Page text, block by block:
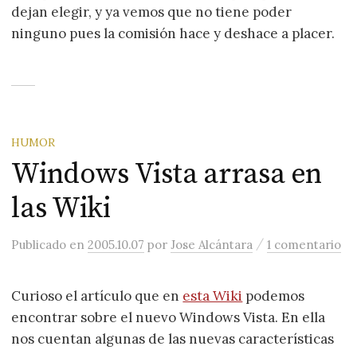
dejan elegir, y ya vemos que no tiene poder
ninguno pues la comisión hace y deshace a placer.
HUMOR
Windows Vista arrasa en
las Wiki
Publicado en2005.10.07 porJose Alcántara /1 comentario
Curioso el artículo que en esta Wiki podemos
encontrar sobre el nuevo Windows Vista. En ella
nos cuentan algunas de las nuevas características